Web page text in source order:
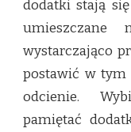
dodatki stają
wystarczająco
postawić w tym
odcienie.
pamiętać